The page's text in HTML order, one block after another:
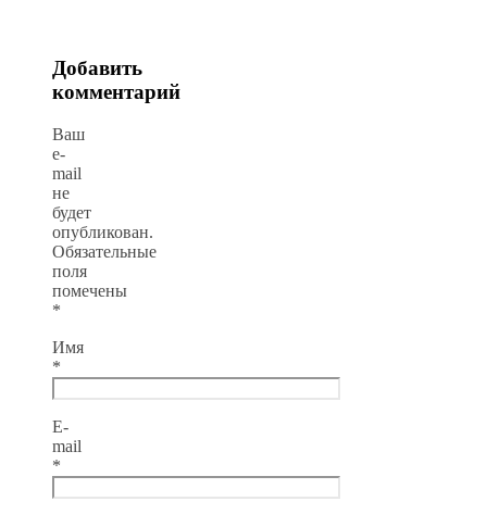
Добавить
комментарий
Ваш
e-
mail
не
будет
опубликован.
Обязательные
поля
помечены
*
Имя
*
E-
mail
*